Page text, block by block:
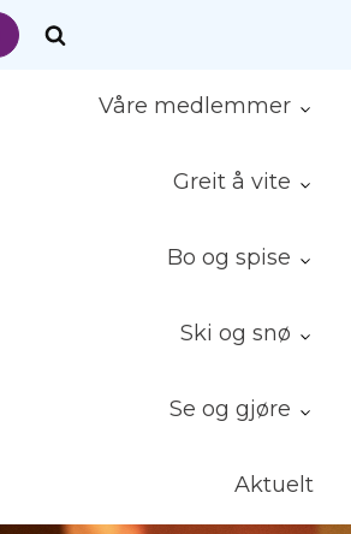
Aktuelt
Se og gjøre
Ski og snø
Bo og spise
Greit å vite
Våre medlemmer